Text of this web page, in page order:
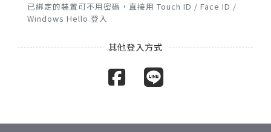
已綁定的裝置可不用密碼，直接用 Touch ID / Face ID /
Windows Hello 登入